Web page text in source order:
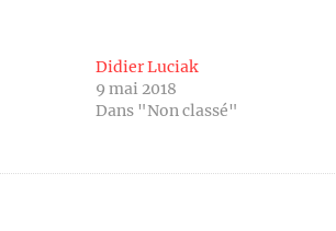
Didier Luciak
9 mai 2018
Dans "Non classé"